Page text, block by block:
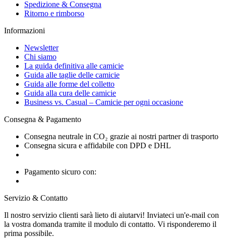
Spedizione & Consegna
Ritorno e rimborso
Informazioni
Newsletter
Chi siamo
La guida definitiva alle camicie
Guida alle taglie delle camicie
Guida alle forme del colletto
Guida alla cura delle camicie
Business vs. Casual – Camicie per ogni occasione
Consegna & Pagamento
Consegna neutrale in CO₂ grazie ai nostri partner di trasporto
Consegna sicura e affidabile con DPD e DHL
Pagamento sicuro con:
Servizio & Contatto
Il nostro servizio clienti sarà lieto di aiutarvi! Inviateci un'e-mail con
la vostra domanda tramite il modulo di contatto. Vi risponderemo il
prima possibile.